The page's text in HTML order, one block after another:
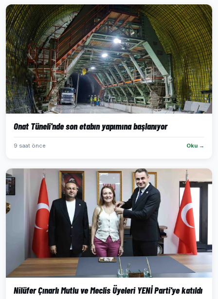
Onat Tüneli'nde son etabın yapımına başlanıyor
9 saat önce Oku →
Nilüfer Çınarlı Mutlu ve Meclis Üyeleri YENİ Parti'ye katıldı